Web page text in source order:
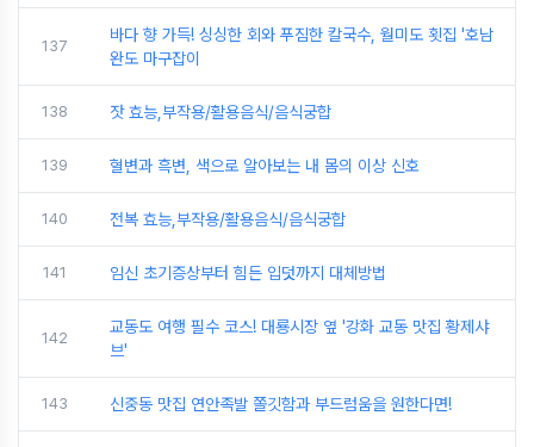
137
바다 향 가득! 싱싱한 회와 푸짐한 칼국수, 월미도 횟집 '호남
완도 마구잡이
138 잣 효능,부작용/활용음식/음식궁합
139 혈변과 흑변, 색으로 알아보는 내 몸의 이상 신호
140 전복 효능,부작용/활용음식/음식궁합
141 임신 초기증상부터 힘든 입덧까지 대체방법
142
교동도 여행 필수 코스! 대룡시장 옆 '강화 교동 맛집 황제샤
브'
143 신중동 맛집 연안족발 쫄깃함과 부드럼움을 원한다면!